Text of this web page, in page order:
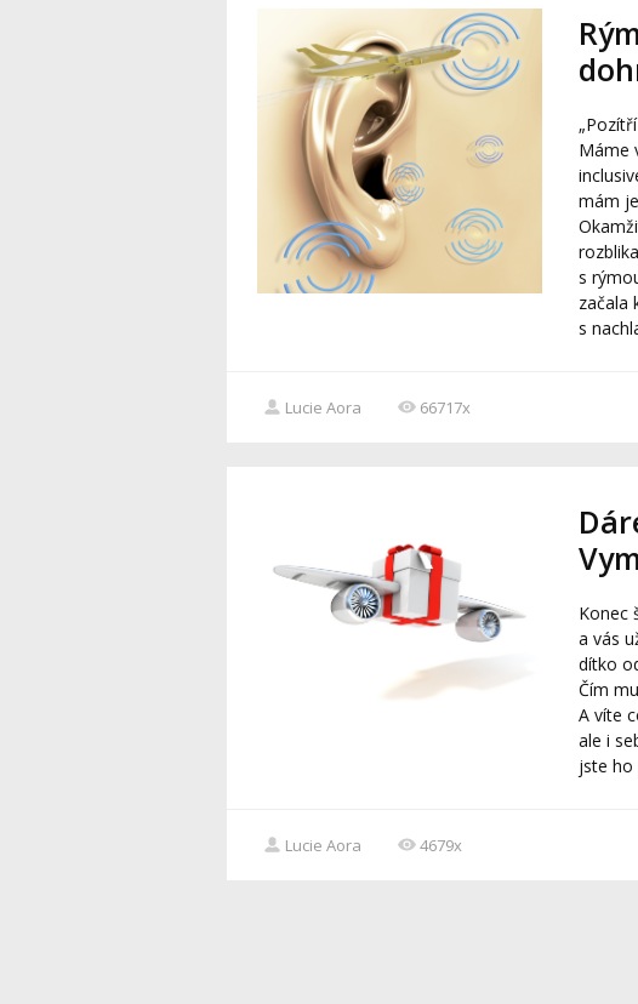
Máme
mám
s
začala
s
Lucie Aora 66717x
Konec
a vás
dítko
Čím
A víte
ale i
jste ho
Lucie Aora 4679x